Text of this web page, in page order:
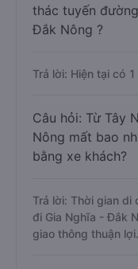
thác tuyến
Đắk Nông ?
Trả lời: Hiện tại có
Câu hỏi: Từ Tây
Nông mất bao
bằng xe khách?
Trả lời: Thời gian di
đi Gia Nghĩa - Đắk
giao thông thuận lợi.